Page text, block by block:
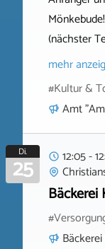
(nächster
mehr
#Kultur &
Amt
Di.
25
12:05 -
Bäckerei